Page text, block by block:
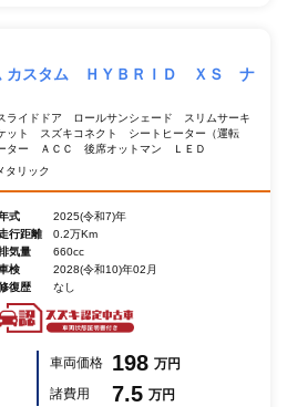
カスタム ＨＹＢＲＩＤ ＸＳ ナ
ライドドア ロールサンシェード スリムサーキ
ット スズキコネクト シートヒーター（運転
ター ＡＣＣ 後席オットマン ＬＥＤ
タリック
式
2025(令和7)年
行距離
0.2万Km
気量
660cc
検
2028(令和10)年02月
復歴
なし
車両価格 198 万円
諸費用
7.5 万円